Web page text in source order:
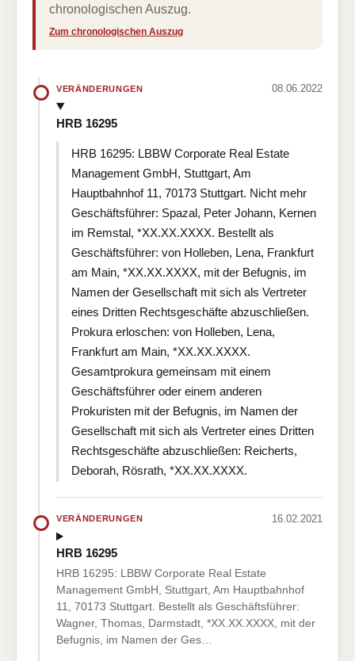
chronologischen Auszug.
Zum chronologischen Auszug
VERÄNDERUNGEN 08.06.2022
HRB 16295
HRB 16295: LBBW Corporate Real Estate
Management GmbH, Stuttgart, Am
Hauptbahnhof 11, 70173 Stuttgart. Nicht mehr
Geschäftsführer: Spazal, Peter Johann, Kernen
im Remstal, *XX.XX.XXXX. Bestellt als
Geschäftsführer: von Holleben, Lena, Frankfurt
am Main, *XX.XX.XXXX, mit der Befugnis, im
Namen der Gesellschaft mit sich als Vertreter
eines Dritten Rechtsgeschäfte abzuschließen.
Prokura erloschen: von Holleben, Lena,
Frankfurt am Main, *XX.XX.XXXX.
Gesamtprokura gemeinsam mit einem
Geschäftsführer oder einem anderen
Prokuristen mit der Befugnis, im Namen der
Gesellschaft mit sich als Vertreter eines Dritten
Rechtsgeschäfte abzuschließen: Reicherts,
Deborah, Rösrath, *XX.XX.XXXX.
VERÄNDERUNGEN 16.02.2021
HRB 16295
HRB 16295: LBBW Corporate Real Estate
Management GmbH, Stuttgart, Am Hauptbahnhof
11, 70173 Stuttgart. Bestellt als Geschäftsführer:
Wagner, Thomas, Darmstadt, *XX.XX.XXXX, mit der
Befugnis, im Namen der Ges…